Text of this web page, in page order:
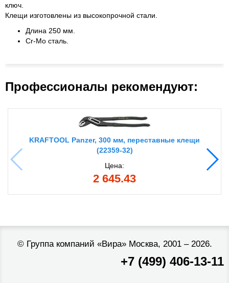
ключ.
Клещи изготовлены из высокопрочной стали.
Длина 250 мм.
Cr-Mo сталь.
Профессионалы рекомендуют:
KRAFTOOL Panzer, 300 мм, переставные клещи
(22359-32)
Цена:
2 645.43
© Группа компаний «Вира»Москва, 2001 – 2026.
+7 (499) 406-13-11